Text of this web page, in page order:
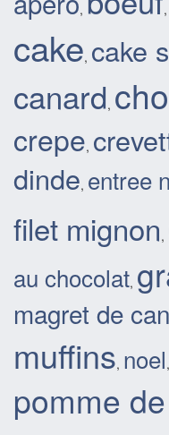
, ,
cake, cake
canard,
crepe,
dinde, entree
filet mignon,
au chocolat,
magret de
muffins, noel,
pomme